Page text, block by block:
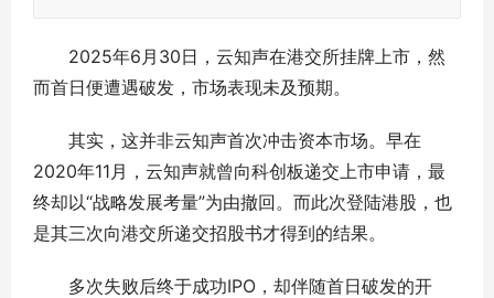
2025年6月30日，云知声在港交所挂牌上市，然
而首日便遭遇破发，市场表现未及预期。
其实，这并非云知声首次冲击资本市场。早在
2020年11月，云知声就曾向科创板递交上市申请，最
终却以“战略发展考量”为由撤回。而此次登陆港股，也
是其三次向港交所递交招股书才得到的结果。
多次失败后终于成功IPO，却伴随首日破发的开